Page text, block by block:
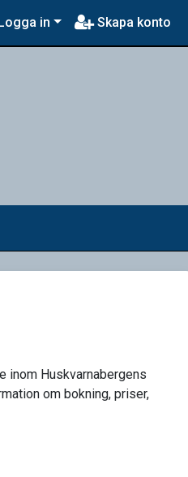
in Skapa konto
inom Huskvarnabergens
om bokning, priser,